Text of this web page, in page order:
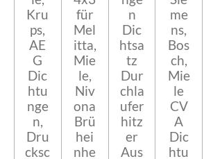
Kru
ps,
AE
G
Dic
htu
nge
n,
Dru
cksc
für
Mel
itta,
Mie
le,
Niv
ona
Brü
hei
nhe
n
Dic
htsa
tz
Dur
chla
ufer
hitz
er
Aus
me
ns,
Bos
ch,
Mie
le
CV
A
Dic
htu